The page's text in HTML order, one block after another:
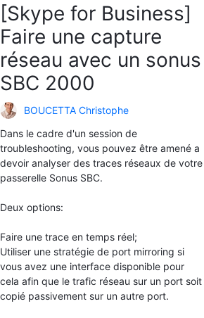
[Skype for Business]
Faire une capture
réseau avec un sonus
SBC 2000
BOUCETTA Christophe
Dans le cadre d'un session de
troubleshooting, vous pouvez être amené a
devoir analyser des traces réseaux de votre
passerelle Sonus SBC.
Deux options:
Faire une trace en temps réel;
Utiliser une stratégie de port mirroring si
vous avez une interface disponible pour
cela afin que le trafic réseau sur un port soit
copié passivement sur un autre port.